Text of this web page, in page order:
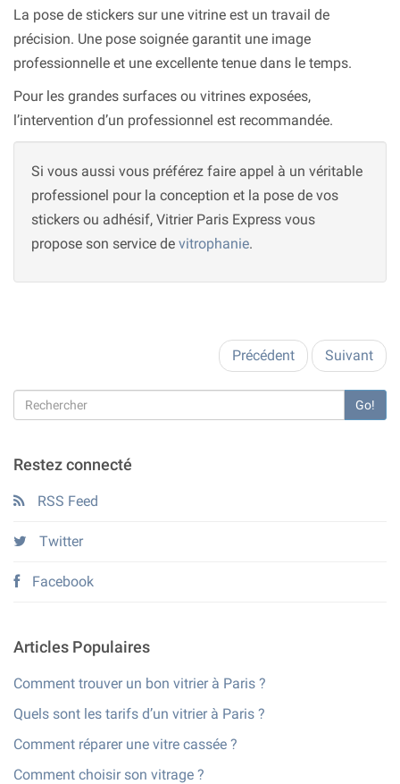
La pose de stickers sur une vitrine est un travail de
précision. Une pose soignée garantit une image
professionnelle et une excellente tenue dans le temps.
Pour les grandes surfaces ou vitrines exposées,
l’intervention d’un professionnel est recommandée.
Si vous aussi vous préférez faire appel à un véritable
professionel pour la conception et la pose de vos
stickers ou adhésif, Vitrier Paris Express vous
propose son service de vitrophanie.
Précédent Suivant
Go!
Restez connecté
RSS Feed
Twitter
Facebook
Articles Populaires
Comment trouver un bon vitrier à Paris ?
Quels sont les tarifs d’un vitrier à Paris ?
Comment réparer une vitre cassée ?
Comment choisir son vitrage ?